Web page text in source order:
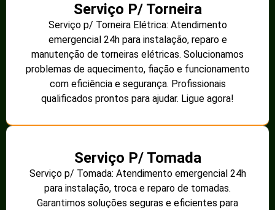
Serviço P/ Torneira
Serviço p/ Torneira Elétrica: Atendimento
emergencial 24h para instalação, reparo e
manutenção de torneiras elétricas. Solucionamos
problemas de aquecimento, fiação e funcionamento
com eficiência e segurança. Profissionais
qualificados prontos para ajudar. Ligue agora!
Serviço P/ Tomada
Serviço p/ Tomada: Atendimento emergencial 24h
para instalação, troca e reparo de tomadas.
Garantimos soluções seguras e eficientes para